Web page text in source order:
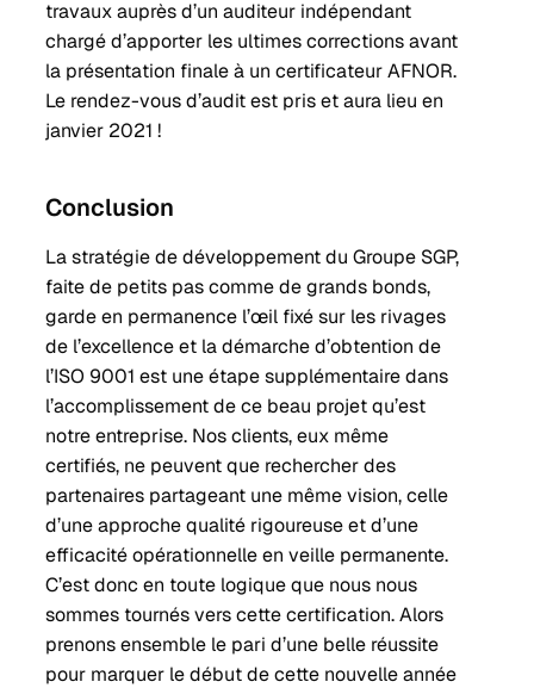
travaux auprès d’un auditeur indépendant
chargé d’apporter les ultimes corrections avant
la présentation finale à un certificateur AFNOR.
Le rendez-vous d’audit est pris et aura lieu en
janvier 2021 !
Conclusion
La stratégie de développement du Groupe SGP,
faite de petits pas comme de grands bonds,
garde en permanence l’œil fixé sur les rivages
de l’excellence et la démarche d’obtention de
l’ISO 9001 est une étape supplémentaire dans
l’accomplissement de ce beau projet qu’est
notre entreprise. Nos clients, eux même
certifiés, ne peuvent que rechercher des
partenaires partageant une même vision, celle
d’une approche qualité rigoureuse et d’une
efficacité opérationnelle en veille permanente.
C’est donc en toute logique que nous nous
sommes tournés vers cette certification. Alors
prenons ensemble le pari d’une belle réussite
pour marquer le début de cette nouvelle année